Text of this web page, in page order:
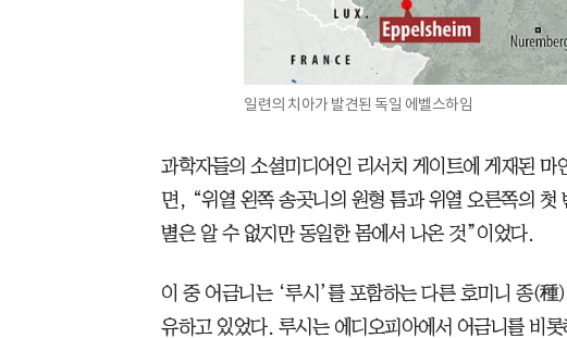
일련의 치아가 발견된 독일 에벨스하임
과학자들의 소셜미디어인 리서치 게이트에 게재된 마
면, “위열 왼쪽 송곳니의 원형 틈과 위열 오른쪽의 첫
별은 알 수 없지만 동일한 몸에서 나온 것”이었다.
이 중 어금니는 ‘루시’를 포함하는 다른 호미니 종(
유하고 있었다. 루시는 에디오피아에서 어금니를 비